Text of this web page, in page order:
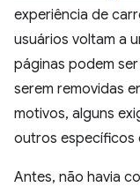
experiência de
usuários voltam a
páginas podem
serem removidas
motivos, alguns
outros específicos
Antes, não havia